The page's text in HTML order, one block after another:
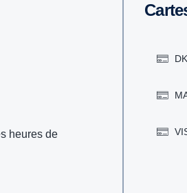
heures de